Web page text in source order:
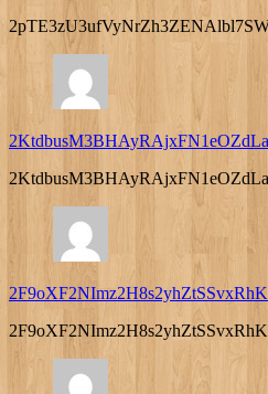
2F9oXF2NImz2H8s2yhZtSSvxRhK
2F9oXF2NImz2H8s2yhZtSSvxRhK